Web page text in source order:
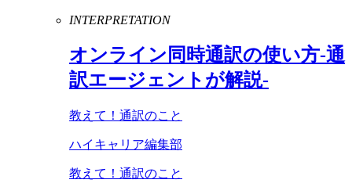
INTERPRETATION
オンライン同時通訳の使い方-通
訳エージェントが解説-
教えて！通訳のこと
ハイキャリア編集部
教えて！通訳のこと